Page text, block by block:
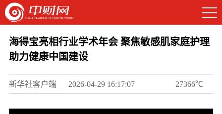
海得宝亮相行业学术年会 聚焦敏感肌家庭护理
助力健康中国建设
新华社客户端 2026-04-29 16:17:07 27366℃